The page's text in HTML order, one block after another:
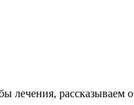
рассказываем о